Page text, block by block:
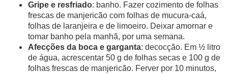
Gripe e resfriado: banho. Fazer cozimento de folhas
frescas de manjericão com folhas de mucura-caá,
folhas de laranjeira e de limoeiro. Deixar amornar e
tomar banho pela manhã, por uma semana.
Afecções da boca e garganta: decocção. Em ½ litro
de água, acrescentar 50 g de folhas secas e 100 g de
folhas frescas de manjericão. Ferver por 10 minutos,